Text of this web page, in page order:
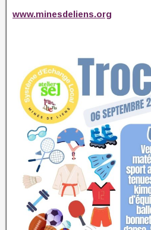
www.minesdeliens.org